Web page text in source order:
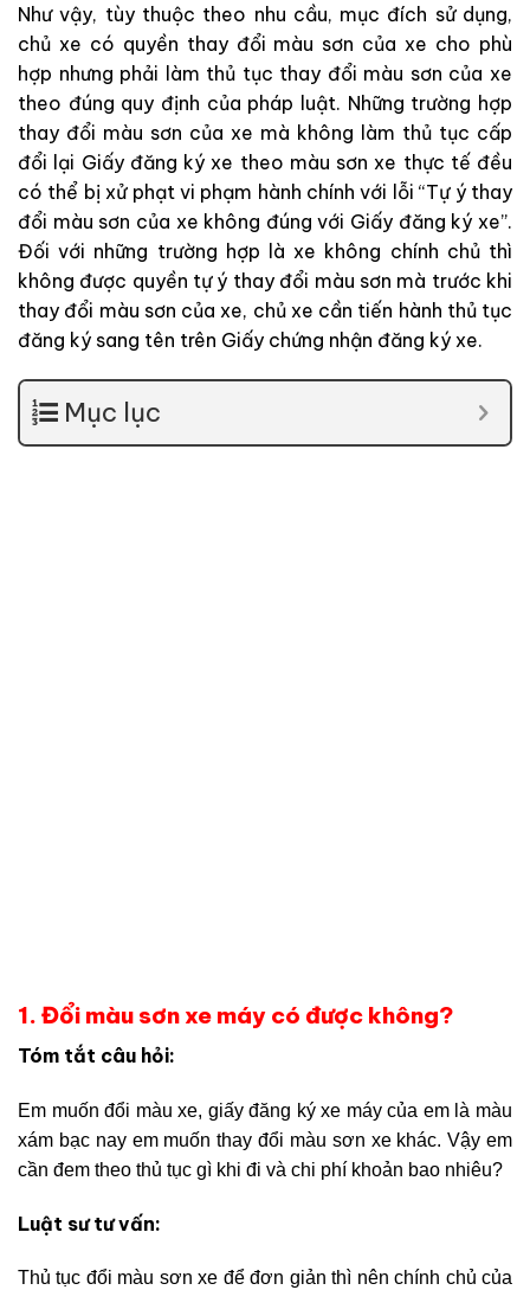
Như vậy, tùy thuộc theo nhu cầu, mục đích sử dụng,
chủ xe có quyền thay đổi màu sơn của xe cho phù
hợp nhưng phải làm thủ tục thay đổi màu sơn của xe
theo đúng quy định của pháp luật. Những trường hợp
thay đổi màu sơn của xe mà không làm thủ tục cấp
đổi lại Giấy đăng ký xe theo màu sơn xe thực tế đều
có thể bị xử phạt vi phạm hành chính với lỗi “Tự ý thay
đổi màu sơn của xe không đúng với Giấy đăng ký xe”.
Đối với những trường hợp là xe không chính chủ thì
không được quyền tự ý thay đổi màu sơn mà trước khi
thay đổi màu sơn của xe, chủ xe cần tiến hành thủ tục
đăng ký sang tên trên Giấy chứng nhận đăng ký xe.
Mục lục
1. Đổi màu sơn xe máy có được không?
Tóm tắt câu hỏi:
Em muốn đổi màu xe, giấy đăng ký xe máy của em là màu
xám bạc nay em muốn thay đổi màu sơn xe khác. Vậy em
cần đem theo thủ tục gì khi đi và chi phí khoản bao nhiêu?
Luật sư tư vấn:
Thủ tục đổi màu sơn xe để đơn giản thì nên chính chủ của